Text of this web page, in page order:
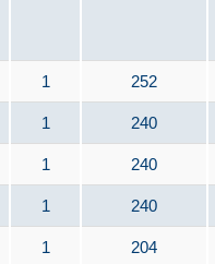
1 252
1 240
1 240
1 240
1 204